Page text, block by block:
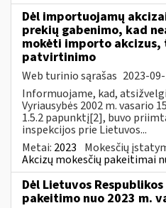
Dėl importuojamų
prekių gabenimo, kad
mokėti importo akcizus,
patvirtinimo
Web turinio sąrašas 2023-
Informuojame, kad,
Vyriausybės 2002 m. vasario
1.5.2 papunktį[2], buvo
inspekcijos prie Lietuvos...
Metai: 2023 Mokesčių
Akcizų mokesčių pakeitimai
Dėl Lietuvos
pakeitimo nuo 2023 m.